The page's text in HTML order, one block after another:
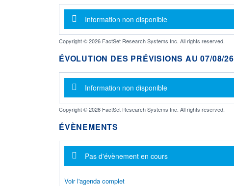
Message d'information
Information non disponible
Copyright © 2026 FactSet Research Systems Inc. All rights reserved.
ÉVOLUTION DES PRÉVISIONS AU 07/08/26
Message d'information
Information non disponible
Copyright © 2026 FactSet Research Systems Inc. All rights reserved.
ÉVÈNEMENTS
Message d'information
Pas d'évènement en cours
Voir l'agenda complet